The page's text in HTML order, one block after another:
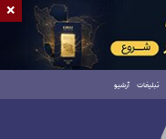
تبلیغات آرشیو
×